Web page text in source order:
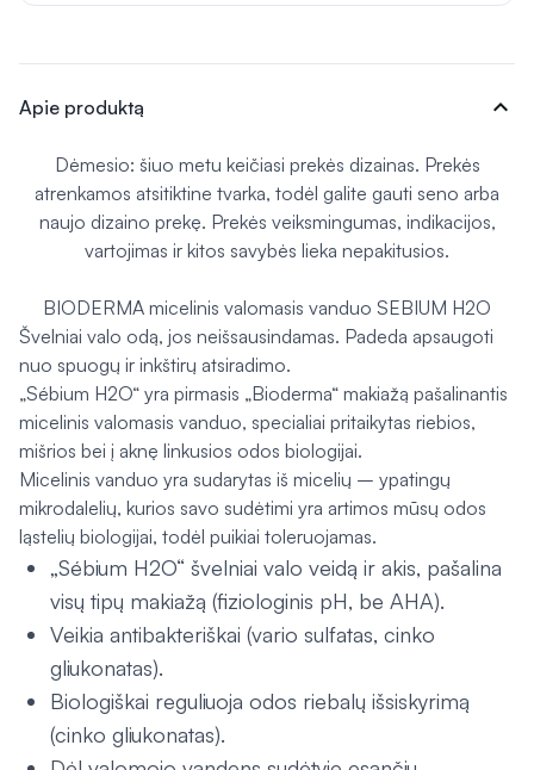
Apie produktą expand_more
Dėmesio: šiuo metu keičiasi prekės dizainas. Prekės
atrenkamos atsitiktine tvarka, todėl galite gauti seno arba
naujo dizaino prekę. Prekės veiksmingumas, indikacijos,
vartojimas ir kitos savybės lieka nepakitusios.
BIODERMA micelinis valomasis vanduo SEBIUM H2O
Švelniai valo odą, jos neišsausindamas. Padeda apsaugoti
nuo spuogų ir inkštirų atsiradimo.
„Sébium H2O“ yra pirmasis „Bioderma“ makiažą pašalinantis
micelinis valomasis vanduo, specialiai pritaikytas riebios,
mišrios bei į aknę linkusios odos biologijai.
Micelinis vanduo yra sudarytas iš micelių – ypatingų
mikrodalelių, kurios savo sudėtimi yra artimos mūsų odos
ląstelių biologijai, todėl puikiai toleruojamas.
„Sébium H2O“ švelniai valo veidą ir akis, pašalina
visų tipų makiažą (fiziologinis pH, be AHA).
Veikia antibakteriškai (vario sulfatas, cinko
gliukonatas).
Biologiškai reguliuoja odos riebalų išsiskyrimą
(cinko gliukonatas).